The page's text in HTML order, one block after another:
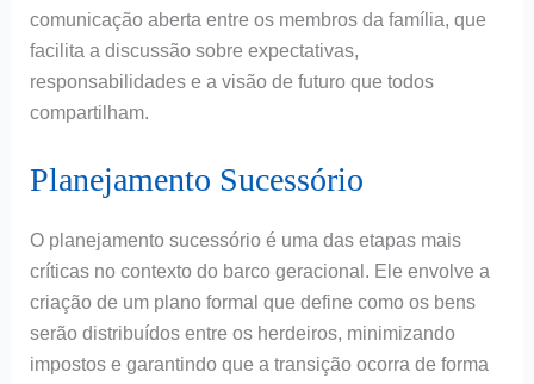
comunicação aberta entre os membros da família, que
facilita a discussão sobre expectativas,
responsabilidades e a visão de futuro que todos
compartilham.
Planejamento Sucessório
O planejamento sucessório é uma das etapas mais
críticas no contexto do barco geracional. Ele envolve a
criação de um plano formal que define como os bens
serão distribuídos entre os herdeiros, minimizando
impostos e garantindo que a transição ocorra de forma